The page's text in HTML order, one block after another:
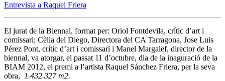
Entrevista a Raquel Friera
El jurat de la Biennal, format per: Oriol Fontdevila, crític d’art i
comissari; Cèlia del Diego, Directora del CA Tarragona, Jose Luis
Pérez Pont, crític d’art i comissari i Manel Margalef, director de la
biennal, va atorgar, el passat 11 d’octubre, dia de la inaguració de la
BIAM 2012, el premi a l’artista Raquel Sánchez Friera, per la seva
obra,
1.432.327 m2.